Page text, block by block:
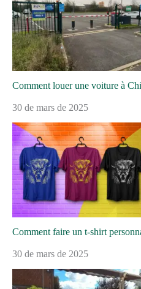
Comment louer une voiture à
30 de mars de 2025
Comment faire un t-shirt
30 de mars de 2025